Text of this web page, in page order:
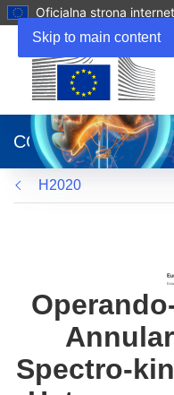
Skip to main content
Oficjalna strona
otworzy
się
w
nowym
oknie)
CORDIS
H2020
Spectro-